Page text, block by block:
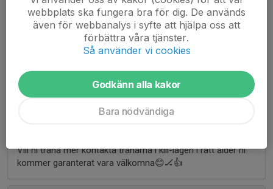
Martin Hedqvist
Hur är tiderna tänkta i Strängnäs?
Så att man kan planera .
Vill ni träna mer kontakta tränarna i kill-lagen i rätt ålder ni
kommer garanterat vara välkomna😊🏒👍
webbplats ska fungera bra för dig. De används
även för webbanalys i syfte att hjälpa oss att
förbättra våra tjänster.
Så använder vi cookies
Godkänn alla kakor
Bara nödvändiga